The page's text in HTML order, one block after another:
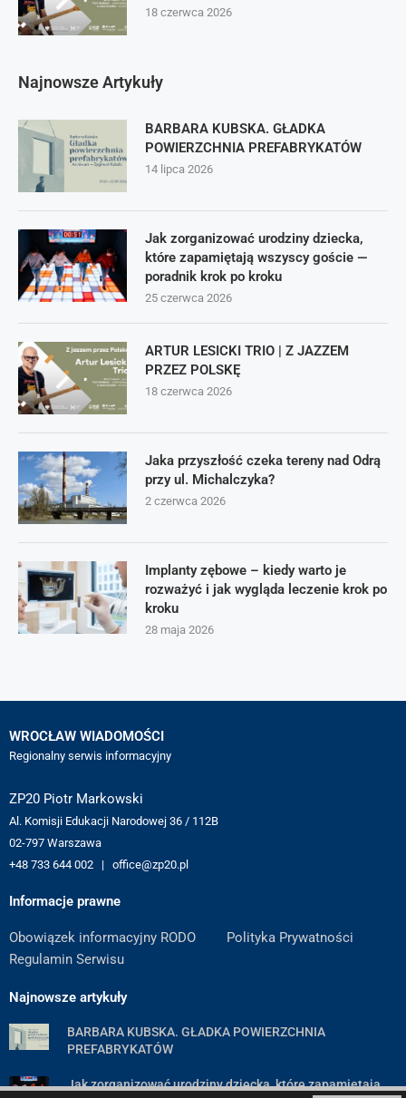
18 czerwca 2026
Najnowsze Artykuły
BARBARA KUBSKA. GŁADKA
POWIERZCHNIA PREFABRYKATÓW
14 lipca 2026
Jak zorganizować urodziny dziecka,
które zapamiętają wszyscy goście —
poradnik krok po kroku
25 czerwca 2026
ARTUR LESICKI TRIO | Z JAZZEM
PRZEZ POLSKĘ
18 czerwca 2026
Jaka przyszłość czeka tereny nad Odrą
przy ul. Michalczyka?
2 czerwca 2026
Implanty zębowe – kiedy warto je
rozważyć i jak wygląda leczenie krok po
kroku
28 maja 2026
WROCŁAW WIADOMOŚCI
Regionalny serwis informacyjny
ZP20 Piotr Markowski
Al. Komisji Edukacji Narodowej 36 / 112B
02-797 Warszawa
+48 733 644 002 | office@zp20.pl
Informacje prawne
Obowiązek informacyjny RODO
Polityka Prywatności
Regulamin Serwisu
Najnowsze artykuły
BARBARA KUBSKA. GŁADKA POWIERZCHNIA
PREFABRYKATÓW
Jak zorganizować urodziny dziecka, które zapamiętają